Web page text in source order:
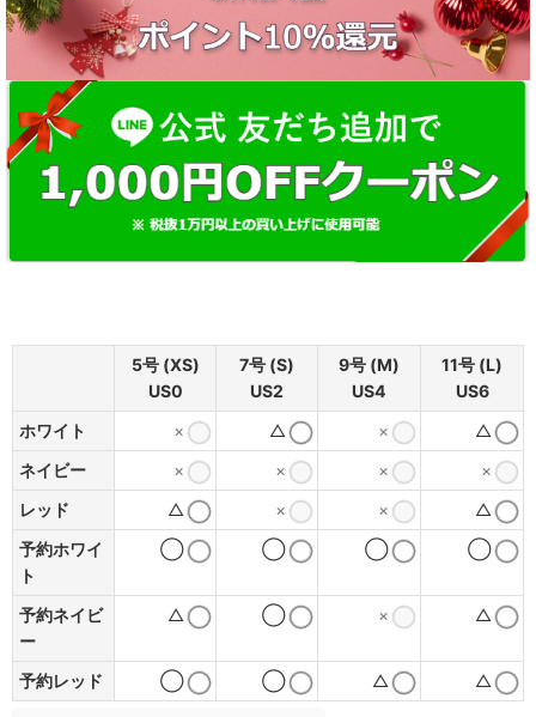
5号 (XS)
US0
7号 (S)
US2
9号 (M)
US4
11号 (L)
US6
ホワイト
× △ ×
△
ネイビー
× × ×
×
レッド
△ × ×
△
予約ホワイ
ト
◯ ◯ ◯ ◯
予約ネイビ
ー
△ ◯ × △
予約レッド ◯ ◯ △ △